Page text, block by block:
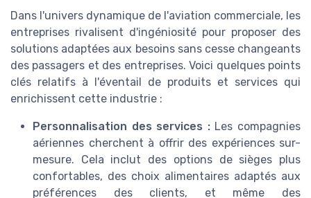
Dans l'univers dynamique de l'aviation commerciale, les
entreprises rivalisent d'ingéniosité pour proposer des
solutions adaptées aux besoins sans cesse changeants
des passagers et des entreprises. Voici quelques points
clés relatifs à l'éventail de produits et services qui
enrichissent cette industrie :
Personnalisation des services :Les compagnies
aériennes cherchent à offrir des expériences sur-
mesure. Cela inclut des options de sièges plus
confortables, des choix alimentaires adaptés aux
préférences des clients, et même des